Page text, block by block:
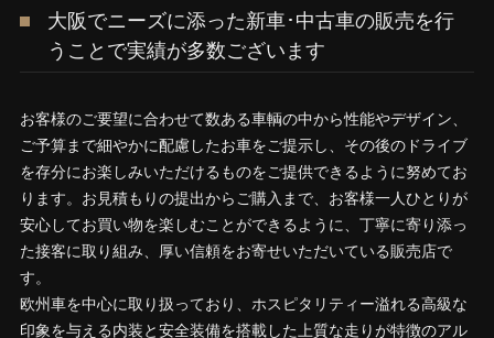
大阪でニーズに添った新車･中古車の販売を行
うことで実績が多数ございます
お客様のご要望に合わせて数ある車輌の中から性能やデザイン、
ご予算まで細やかに配慮したお車をご提示し、その後のドライブ
を存分にお楽しみいただけるものをご提供できるように努めてお
ります。お見積もりの提出からご購入まで、お客様一人ひとりが
安心してお買い物を楽しむことができるように、丁寧に寄り添っ
た接客に取り組み、厚い信頼をお寄せいただいている販売店で
す。
欧州車を中心に取り扱っており、ホスピタリティー溢れる高級な
印象を与える内装と安全装備を搭載した上質な走りが特徴のアル